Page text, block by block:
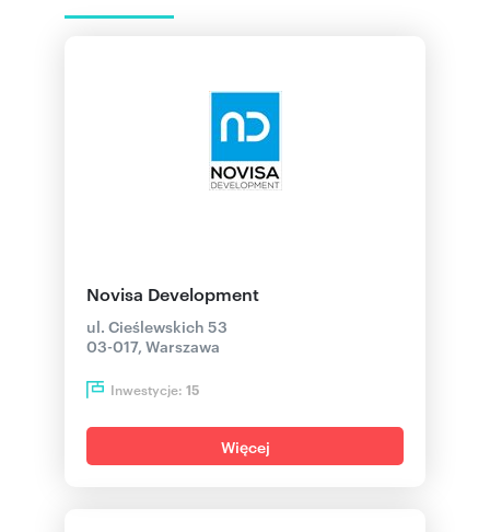
Novisa Development
ul. Cieślewskich 53
03-017, Warszawa
Inwestycje: 15
Więcej